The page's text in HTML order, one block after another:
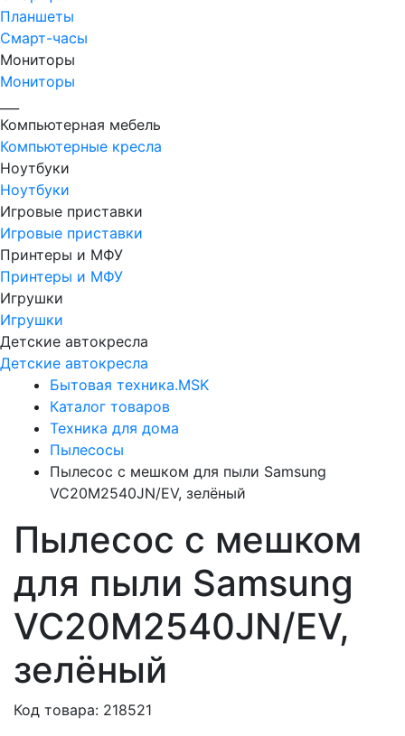
Планшеты
Смарт-часы
Мониторы
Мониторы
Компьютерная мебель
Компьютерные кресла
Ноутбуки
Ноутбуки
Игровые приставки
Игровые приставки
Принтеры и МФУ
Принтеры и МФУ
Игрушки
Игрушки
Детские автокресла
Детские автокресла
Бытовая техника.MSK
Каталог товаров
Техника для дома
Пылесосы
Пылесос с мешком для пыли Samsung
VC20M2540JN/EV, зелёный
Пылесос с мешком
для пыли Samsung
VC20M2540JN/EV,
зелёный
Код товара: 218521